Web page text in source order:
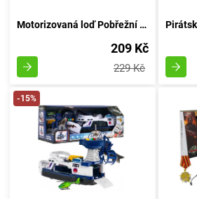
Motorizovaná loď Pobřežní stráže s houkačkou a světly
209 Kč
229 Kč
-15%